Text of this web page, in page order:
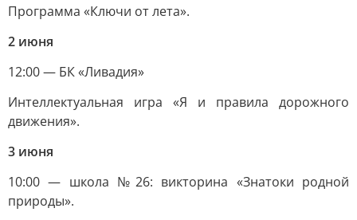
Программа «Ключи от лета».
2 июня
12:00 — БК «Ливадия»
Интеллектуальная игра «Я и правила дорожного
движения».
3 июня
10:00 — школа №26: викторина «Знатоки родной
природы».